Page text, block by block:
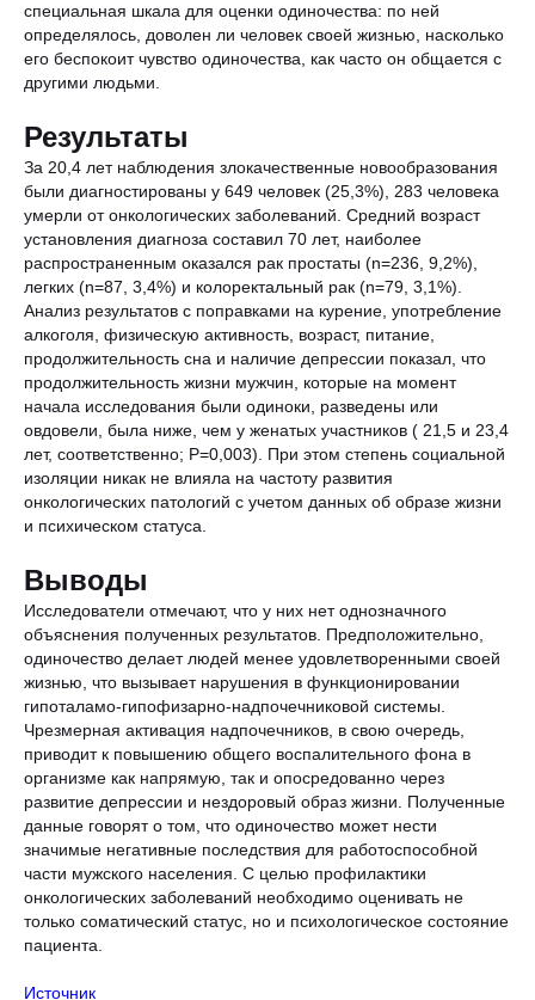
специальная шкала для оценки одиночества: по ней
определялось, доволен ли человек своей жизнью, насколько
его беспокоит чувство одиночества, как часто он общается с
другими людьми.
Результаты
За 20,4 лет наблюдения злокачественные новообразования
были диагностированы у 649 человек (25,3%), 283 человека
умерли от онкологических заболеваний. Средний возраст
установления диагноза составил 70 лет, наиболее
распространенным оказался рак простаты (n=236, 9,2%),
легких (n=87, 3,4%) и колоректальный рак (n=79, 3,1%).
Анализ результатов с поправками на курение, употребление
алкоголя, физическую активность, возраст, питание,
продолжительность сна и наличие депрессии показал, что
продолжительность жизни мужчин, которые на момент
начала исследования были одиноки, разведены или
овдовели, была ниже, чем у женатых участников ( 21,5 и 23,4
лет, соответственно; Р=0,003). При этом степень социальной
изоляции никак не влияла на частоту развития
онкологических патологий с учетом данных об образе жизни
и психическом статуса.
Выводы
Исследователи отмечают, что у них нет однозначного
объяснения полученных результатов. Предположительно,
одиночество делает людей менее удовлетворенными своей
жизнью, что вызывает нарушения в функционировании
гипоталамо-гипофизарно-надпочечниковой системы.
Чрезмерная активация надпочечников, в свою очередь,
приводит к повышению общего воспалительного фона в
организме как напрямую, так и опосредованно через
развитие депрессии и нездоровый образ жизни. Полученные
данные говорят о том, что одиночество может нести
значимые негативные последствия для работоспособной
части мужского населения. С целью профилактики
онкологических заболеваний необходимо оценивать не
только соматический статус, но и психологическое состояние
пациента.
Источник